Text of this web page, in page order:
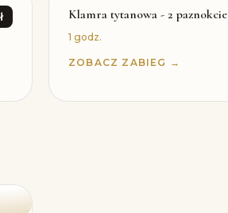
Klamra tytanowa - 2 paznokcie
1 godz.
ZOBACZ ZABIEG →